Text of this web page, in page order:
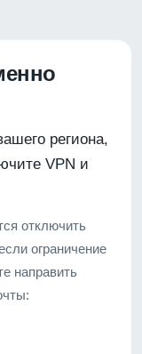
региона,
VPN и
отключить
ограничение
направить